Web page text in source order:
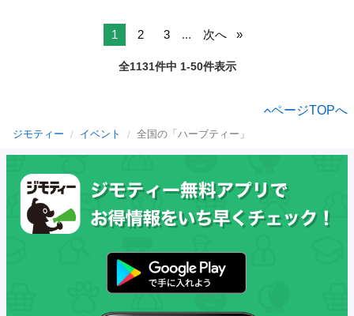
1 2 3 ... 次へ
全1131件中 1-50件表示
ページTOPへ
ジモティー イベント 全国の「ハーブティー」